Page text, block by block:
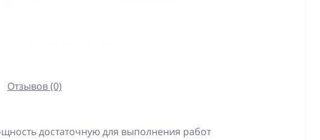
Отзывов (0)
достаточную для выполнения работ